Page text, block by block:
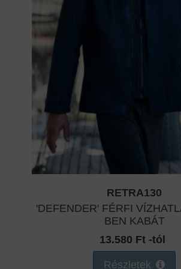
RETRA130
'DEFENDER' FÉRFI
BEN KABÁT
13.580 Ft -tól
Részletek